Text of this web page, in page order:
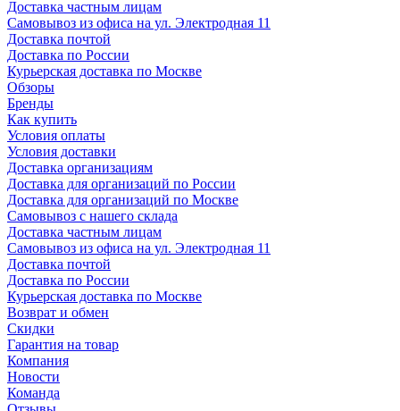
Доставка частным лицам
Самовывоз из офиса на ул. Электродная 11
Доставка почтой
Доставка по России
Курьерская доставка по Москве
Обзоры
Бренды
Как купить
Условия оплаты
Условия доставки
Доставка организациям
Доставка для организаций по России
Доставка для организаций по Москве
Самовывоз с нашего склада
Доставка частным лицам
Самовывоз из офиса на ул. Электродная 11
Доставка почтой
Доставка по России
Курьерская доставка по Москве
Возврат и обмен
Скидки
Гарантия на товар
Компания
Новости
Команда